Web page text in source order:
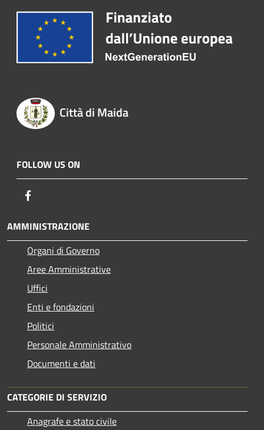
Città di Maida
FOLLOW US ON
AMMINISTRAZIONE
Organi di Governo
Aree Amministrative
Uffici
Enti e fondazioni
Politici
Personale Amministrativo
Documenti e dati
CATEGORIE DI SERVIZIO
Anagrafe e stato civile